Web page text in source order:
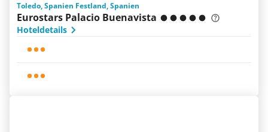
Toledo, Spanien Festland, Spanien
Eurostars Palacio Buenavista
Hoteldetails